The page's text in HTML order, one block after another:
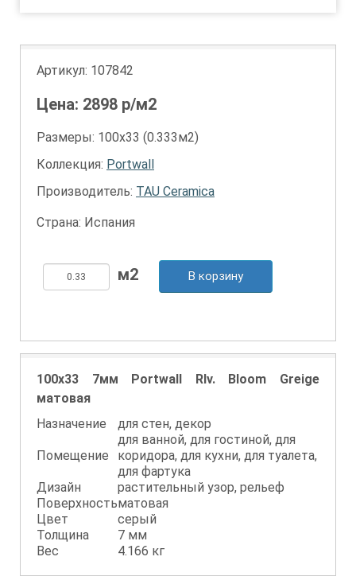
Артикул: 107842
Цена: 2898 р/м2
Размеры: 100х33 (0.333м2)
Коллекция: Portwall
Производитель: TAU Ceramica
Страна: Испания
В корзину
100x33 7мм Portwall Rlv. Bloom Greige
матовая
Назначение
для стен, декор
Помещение
для ванной, для гостиной, для
коридора, для кухни, для туалета,
для фартука
Дизайн
растительный узор, рельеф
Поверхностьматовая
Цвет
серый
Толщина
7 мм
Вес
4.166 кг